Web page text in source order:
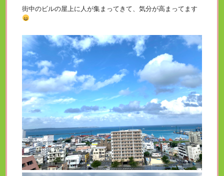
街中のビルの屋上に人が集まってきて、気分が高まってます